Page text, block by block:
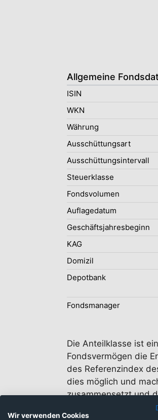
Allgemeine
ISIN
WKN
Währung
Ausschüttungsart
Ausschüttungsintervall
Steuerklasse
Fondsvolumen
Auflagedatum
Geschäftsjahresbeginn
KAG
Domizil
Depotbank
Fondsmanager
Die Anteilklasse ist
Fondsvermögen die
des Referenzindex
dies möglich und
zusammensetzt und
Fonds diese weiter
Wir verwenden Cookies